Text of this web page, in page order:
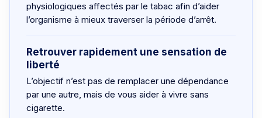
physiologiques affectés par le tabac afin d’aider
l’organisme à mieux traverser la période d’arrêt.
Retrouver rapidement une sensation de
liberté
L’objectif n’est pas de remplacer une dépendance
par une autre, mais de vous aider à vivre sans
cigarette.